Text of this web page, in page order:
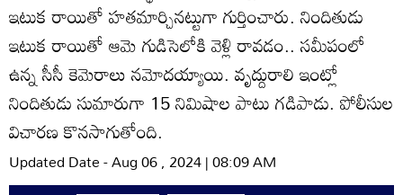
ఇటుక రాయితో హతమార్చినట్టుగా గుర్తించారు. నిందితుడు
ఇటుక రాయితో ఆమె గుడిసెలోకి వెళ్లి రావడం.. సమీపంలో
ఉన్న సీసీ కెమెరాలు నమోదయ్యాయి. వృద్దురాలి ఇంట్లో
నిందితుడు సుమారుగా 15 నిమిషాల పాటు గడిపాడు. పోలీసుల
విచారణ కొనసాగుతోంది.
Updated Date - Aug 06 , 2024 | 08:09 AM